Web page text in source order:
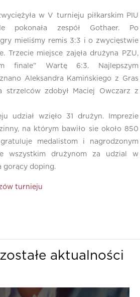
w V turnieju piłkarskim PIU
pokonała zespół Gothaer. Po
mieliśmy remis 3:3 i o zwycięstwie
Trzecie miejsce zajęła drużyna PZU,
finale” Wartę 6:3. Najlepszym
Aleksandra Kamińskiego z Gras
strzelców zdobył Maciej Owczarz z
udział wzięło 31 drużyn. Imprezie
na którym bawiło sie około 850
medalistom i nagrodzonym
wszystkim drużynom za udzial w
gorący doping.
turnieju
aktualności